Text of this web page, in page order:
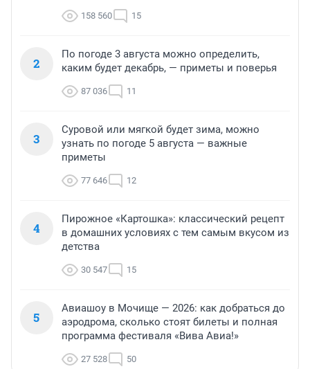
158 560 15
2
По погоде 3 августа можно определить,
каким будет декабрь, — приметы и поверья
87 036 11
3
Суровой или мягкой будет зима, можно
узнать по погоде 5 августа — важные
приметы
77 646 12
4
Пирожное «Картошка»: классический рецепт
в домашних условиях с тем самым вкусом из
детства
30 547 15
5
Авиашоу в Мочище — 2026: как добраться до
аэродрома, сколько стоят билеты и полная
программа фестиваля «Вива Авиа!»
27 528 50